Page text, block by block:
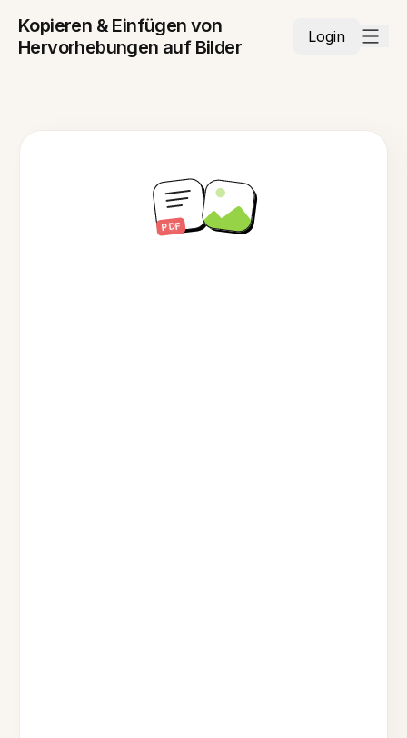
Kopieren & Einfügen von
Hervorhebungen auf Bilder
Login